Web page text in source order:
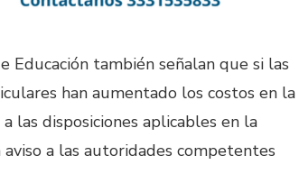
Educación también señalan que si las
han aumentado los costos en la
las disposiciones aplicables en la
a las autoridades competentes